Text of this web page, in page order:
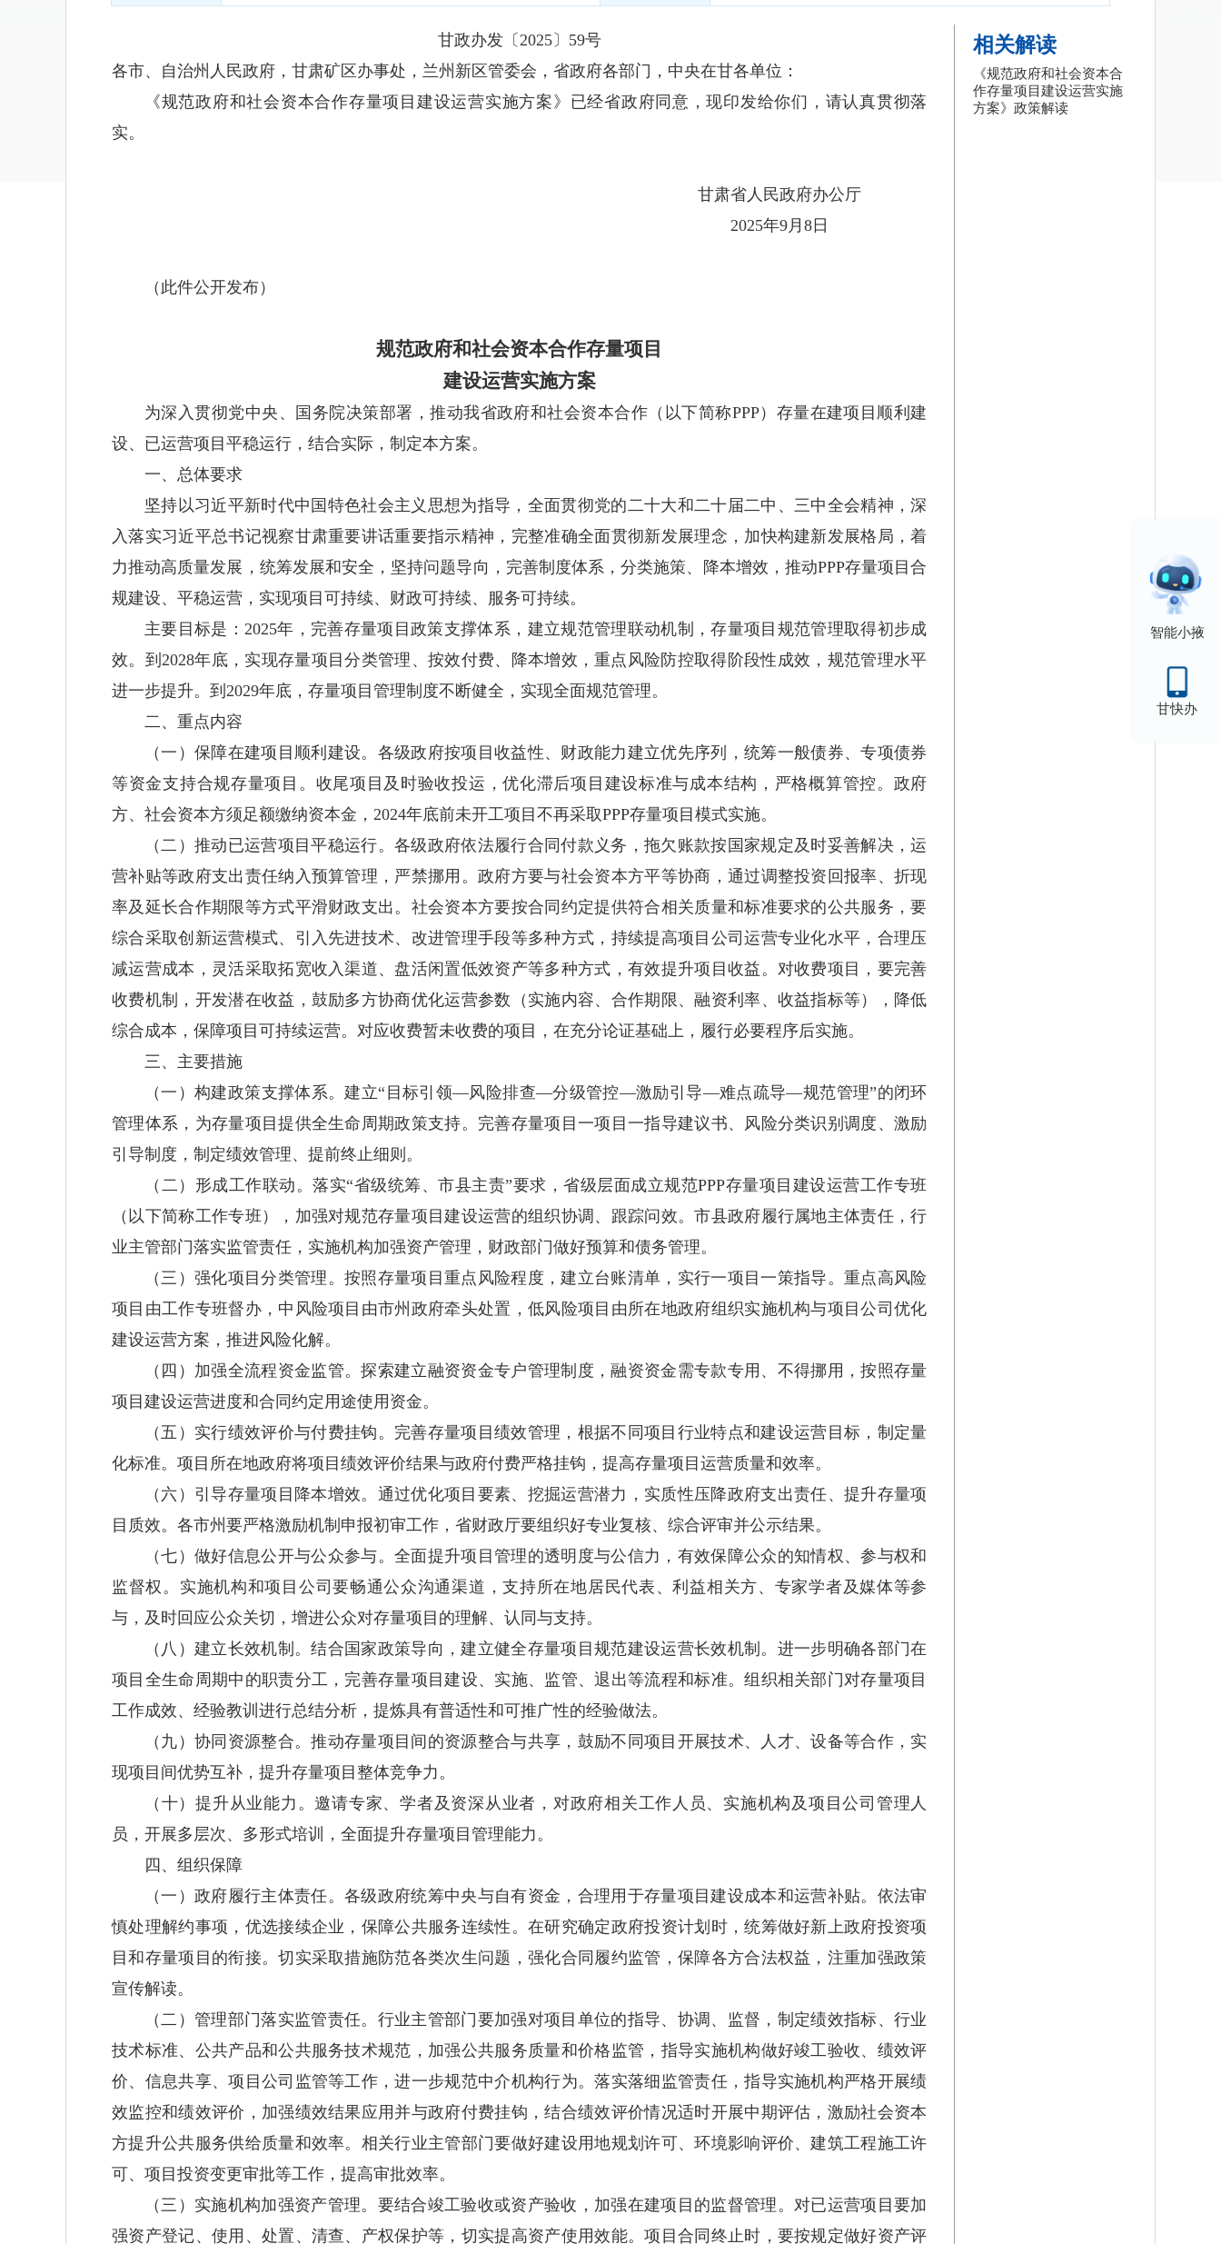
智能小掖
甘快办
甘政办发〔2025〕59号
各市、自治州人民政府，甘肃矿区办事处，兰州新区管委会，省政府各部门，中央在甘各单位：
《规范政府和社会资本合作存量项目建设运营实施方案》已经省政府同意，现印发给你们，请认真贯彻落
实。
甘肃省人民政府办公厅
2025年9月8日
（此件公开发布）
规范政府和社会资本合作存量项目
建设运营实施方案
为深入贯彻党中央、国务院决策部署，推动我省政府和社会资本合作（以下简称PPP）存量在建项目顺利建
设、已运营项目平稳运行，结合实际，制定本方案。
一、总体要求
坚持以习近平新时代中国特色社会主义思想为指导，全面贯彻党的二十大和二十届二中、三中全会精神，深
入落实习近平总书记视察甘肃重要讲话重要指示精神，完整准确全面贯彻新发展理念，加快构建新发展格局，着
力推动高质量发展，统筹发展和安全，坚持问题导向，完善制度体系，分类施策、降本增效，推动PPP存量项目合
规建设、平稳运营，实现项目可持续、财政可持续、服务可持续。
主要目标是：2025年，完善存量项目政策支撑体系，建立规范管理联动机制，存量项目规范管理取得初步成
效。到2028年底，实现存量项目分类管理、按效付费、降本增效，重点风险防控取得阶段性成效，规范管理水平
进一步提升。到2029年底，存量项目管理制度不断健全，实现全面规范管理。
二、重点内容
（一）保障在建项目顺利建设。 各级政府按项目收益性、财政能力建立优先序列，统筹一般债券、专项债券
等资金支持合规存量项目。收尾项目及时验收投运，优化滞后项目建设标准与成本结构，严格概算管控。政府
方、社会资本方须足额缴纳资本金，2024年底前未开工项目不再采取PPP存量项目模式实施。
（二）推动已运营项目平稳运行。各级政府依法履行合同付款义务，拖欠账款按国家规定及时妥善解决，运
营补贴等政府支出责任纳入预算管理，严禁挪用。政府方要与社会资本方平等协商，通过调整投资回报率、折现
率及延长合作期限等方式平滑财政支出。社会资本方要按合同约定提供符合相关质量和标准要求的公共服务，要
综合采取创新运营模式、引入先进技术、改进管理手段等多种方式，持续提高项目公司运营专业化水平，合理压
减运营成本，灵活采取拓宽收入渠道、盘活闲置低效资产等多种方式，有效提升项目收益。对收费项目，要完善
收费机制，开发潜在收益，鼓励多方协商优化运营参数（实施内容、合作期限、融资利率、收益指标等），降低
综合成本，保障项目可持续运营。对应收费暂未收费的项目，在充分论证基础上，履行必要程序后实施。
三、主要措施
（一）构建政策支撑体系。建立“目标引领—风险排查—分级管控—激励引导—难点疏导—规范管理”的闭环
管理体系，为存量项目提供全生命周期政策支持。完善存量项目一项目一指导建议书、风险分类识别调度、激励
引导制度，制定绩效管理、提前终止细则。
（二）形成工作联动。落实“省级统筹、市县主责”要求，省级层面成立规范PPP存量项目建设运营工作专班
（以下简称工作专班），加强对规范存量项目建设运营的组织协调、跟踪问效。市县政府履行属地主体责任，行
业主管部门落实监管责任，实施机构加强资产管理，财政部门做好预算和债务管理。
（三）强化项目分类管理。按照存量项目重点风险程度，建立台账清单，实行一项目一策指导。重点高风险
项目由工作专班督办，中风险项目由市州政府牵头处置，低风险项目由所在地政府组织实施机构与项目公司优化
建设运营方案，推进风险化解。
（四）加强全流程资金监管。探索建立融资资金专户管理制度，融资资金需专款专用、不得挪用，按照存量
项目建设运营进度和合同约定用途使用资金。
（五）实行绩效评价与付费挂钩。 完善存量项目绩效管理，根据不同项目行业特点和建设运营目标，制定量
化标准。项目所在地政府将项目绩效评价结果与政府付费严格挂钩，提高存量项目运营质量和效率。
（六）引导存量项目降本增效。 通过优化项目要素、挖掘运营潜力，实质性压降政府支出责任、提升存量项
目质效。各市州要严格激励机制申报初审工作，省财政厅要组织好专业复核、综合评审并公示结果。
（七）做好信息公开与公众参与。全面提升项目管理的透明度与公信力，有效保障公众的知情权、参与权和
监督权。实施机构和项目公司要畅通公众沟通渠道，支持所在地居民代表、利益相关方、专家学者及媒体等参
与，及时回应公众关切，增进公众对存量项目的理解、认同与支持。
（八）建立长效机制。结合国家政策导向，建立健全存量项目规范建设运营长效机制。进一步明确各部门在
项目全生命周期中的职责分工，完善存量项目建设、实施、监管、退出等流程和标准。组织相关部门对存量项目
工作成效、经验教训进行总结分析，提炼具有普适性和可推广性的经验做法。
（九）协同资源整合。推动存量项目间的资源整合与共享，鼓励不同项目开展技术、人才、设备等合作，实
现项目间优势互补，提升存量项目整体竞争力。
（十）提升从业能力。邀请专家、学者及资深从业者，对政府相关工作人员、实施机构及项目公司管理人
员，开展多层次、多形式培训，全面提升存量项目管理能力。
四、组织保障
（一）政府履行主体责任。各级政府统筹中央与自有资金，合理用于存量项目建设成本和运营补贴。依法审
慎处理解约事项，优选接续企业，保障公共服务连续性。在研究确定政府投资计划时，统筹做好新上政府投资项
目和存量项目的衔接。切实采取措施防范各类次生问题，强化合同履约监管，保障各方合法权益，注重加强政策
宣传解读。
（二）管理部门落实监管责任。 行业主管部门要加强对项目单位的指导、协调、监督，制定绩效指标、行业
技术标准、公共产品和公共服务技术规范，加强公共服务质量和价格监管，指导实施机构做好竣工验收、绩效评
价、信息共享、项目公司监管等工作，进一步规范中介机构行为。落实落细监管责任，指导实施机构严格开展绩
效监控和绩效评价，加强绩效结果应用并与政府付费挂钩，结合绩效评价情况适时开展中期评估，激励社会资本
方提升公共服务供给质量和效率。相关行业主管部门要做好建设用地规划许可、环境影响评价、建筑工程施工许
可、项目投资变更审批等工作，提高审批效率。
（三）实施机构加强资产管理。 要结合竣工验收或资产验收，加强在建项目的监督管理。对已运营项目要加
强资产登记、使用、处置、清查、产权保护等，切实提高资产使用效能。项目合同终止时，要按规定做好资产评
相关解读
《规范政府和社会资本合
作存量项目建设运营实施
方案》政策解读